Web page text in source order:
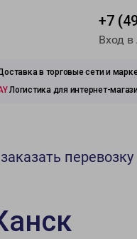
+7
Вход
в торговые сети и
Логистика для интернет-
перевозку